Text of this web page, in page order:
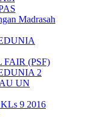
Madrasah
(PSF)
2
UN
9 2016